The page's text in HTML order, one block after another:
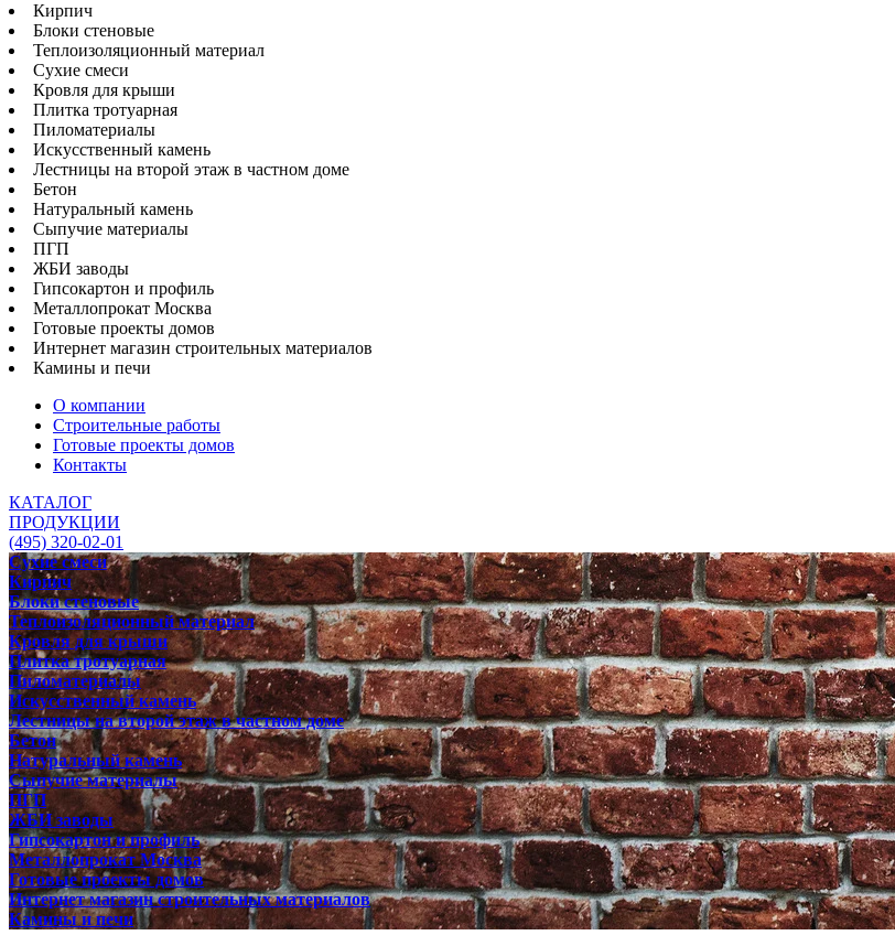
Кирпич
Блоки стеновые
Теплоизоляционный материал
Сухие смеси
Кровля для крыши
Плитка тротуарная
Пиломатериалы
Искусственный камень
Лестницы на второй этаж в частном доме
Бетон
Натуральный камень
Сыпучие материалы
ПГП
ЖБИ заводы
Гипсокартон и профиль
Металлопрокат Москва
Готовые проекты домов
Интернет магазин строительных материалов
Камины и печи
О компании
Строительные работы
Готовые проекты домов
Контакты
КАТАЛОГ
ПРОДУКЦИИ
(495) 320-02-01
Сухие смеси
Кирпич
Блоки стеновые
Теплоизоляционный материал
Кровля для крыши
Плитка тротуарная
Пиломатериалы
Искусственный камень
Лестницы на второй этаж в частном доме
Бетон
Натуральный камень
Сыпучие материалы
ПГП
ЖБИ заводы
Гипсокартон и профиль
Металлопрокат Москва
Готовые проекты домов
Интернет магазин строительных материалов
Камины и печи